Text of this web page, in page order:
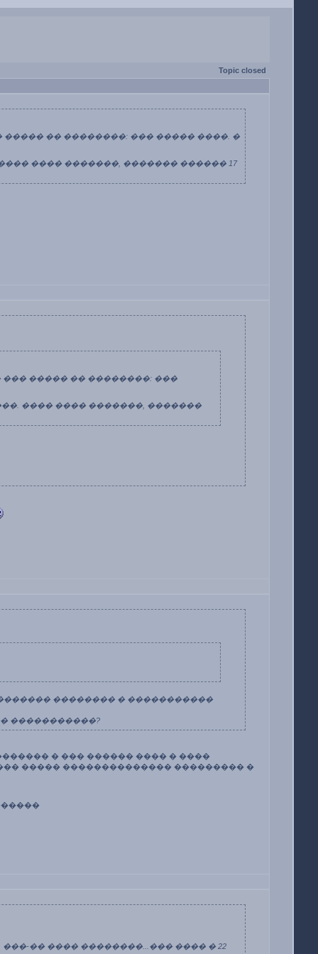
Topic closed
�� ��������: ��� ����� ����. �
���� �������, ������� ������ 17
��� ����� �� ��������: ���
���� ���� �������, �������
(������� �������� � �����������
�����������?
� ��� ������ ���� � ����
����� �������������� ��������� �
���-�� ���� ��������...��� ���� � 22